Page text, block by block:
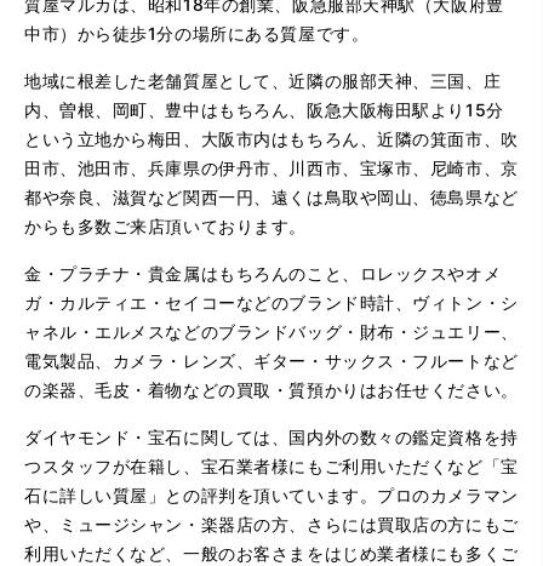
質屋マルカは、昭和18年の創業、阪急服部天神駅（大阪府豊
中市）から徒歩1分の場所にある質屋です。
地域に根差した老舗質屋として、近隣の服部天神、三国、庄
内、曽根、岡町、豊中はもちろん、阪急大阪梅田駅より15分
という立地から梅田、大阪市内はもちろん、近隣の箕面市、吹
田市、池田市、兵庫県の伊丹市、川西市、宝塚市、尼崎市、京
都や奈良、滋賀など関西一円、遠くは鳥取や岡山、徳島県など
からも多数ご来店頂いております。
金・プラチナ・貴金属はもちろんのこと、ロレックスやオメ
ガ・カルティエ・セイコーなどのブランド時計、ヴィトン・シ
ャネル・エルメスなどのブランドバッグ・財布・ジュエリー、
電気製品、カメラ・レンズ、ギター・サックス・フルートなど
の楽器、毛皮・着物などの買取・質預かりはお任せください。
ダイヤモンド・宝石に関しては、国内外の数々の鑑定資格を持
つスタッフが在籍し、宝石業者様にもご利用いただくなど「宝
石に詳しい質屋」との評判を頂いています。プロのカメラマン
や、ミュージシャン・楽器店の方、さらには買取店の方にもご
利用いただくなど、一般のお客さまをはじめ業者様にも多くご